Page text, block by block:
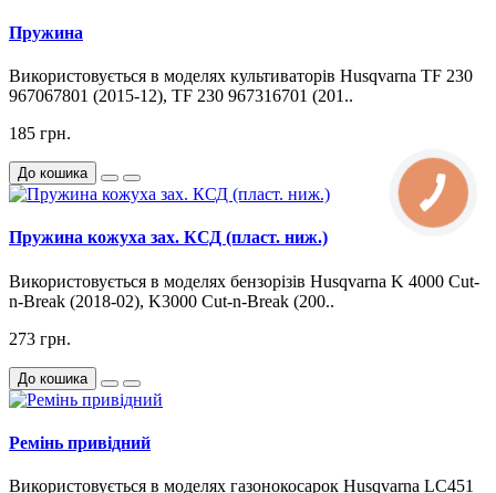
Пружина
Використовується в моделях культиваторів Husqvarna TF 230
967067801 (2015-12), TF 230 967316701 (201..
185 грн.
До кошика
Пружина кожуха зах. КСД (пласт. ниж.)
Використовується в моделях бензорізів Husqvarna K 4000 Cut-
n-Break (2018-02), K3000 Cut-n-Break (200..
273 грн.
До кошика
Ремінь привідний
Використовується в моделях газонокосарок Husqvarna LC451